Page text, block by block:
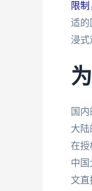
限制
适的
浸式
国
大
在授
中国
文直